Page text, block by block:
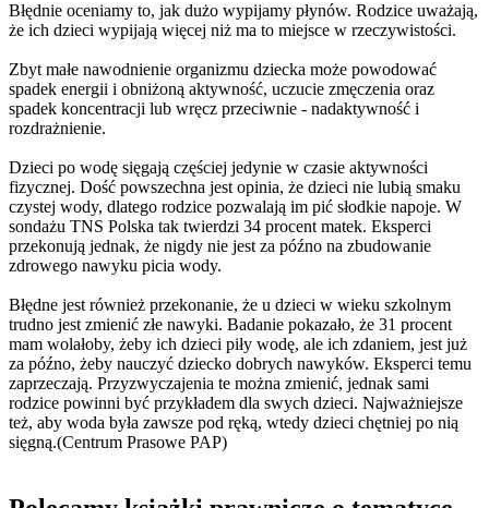
Błędnie oceniamy to, jak dużo wypijamy płynów. Rodzice uważają,
że ich dzieci wypijają więcej niż ma to miejsce w rzeczywistości.
Zbyt małe nawodnienie organizmu dziecka może powodować
spadek energii i obniżoną aktywność, uczucie zmęczenia oraz
spadek koncentracji lub wręcz przeciwnie - nadaktywność i
rozdrażnienie.
Dzieci po wodę sięgają częściej jedynie w czasie aktywności
fizycznej. Dość powszechna jest opinia, że dzieci nie lubią smaku
czystej wody, dlatego rodzice pozwalają im pić słodkie napoje. W
sondażu TNS Polska tak twierdzi 34 procent matek. Eksperci
przekonują jednak, że nigdy nie jest za późno na zbudowanie
zdrowego nawyku picia wody.
Błędne jest również przekonanie, że u dzieci w wieku szkolnym
trudno jest zmienić złe nawyki. Badanie pokazało, że 31 procent
mam wolałoby, żeby ich dzieci piły wodę, ale ich zdaniem, jest już
za późno, żeby nauczyć dziecko dobrych nawyków. Eksperci temu
zaprzeczają. Przyzwyczajenia te można zmienić, jednak sami
rodzice powinni być przykładem dla swych dzieci. Najważniejsze
też, aby woda była zawsze pod ręką, wtedy dzieci chętniej po nią
sięgną.(Centrum Prasowe PAP)